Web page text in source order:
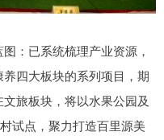
：已系统梳理产业资源，
四大板块的系列项目，期
旅板块，将以水果公园及
试点，聚力打造百里源美